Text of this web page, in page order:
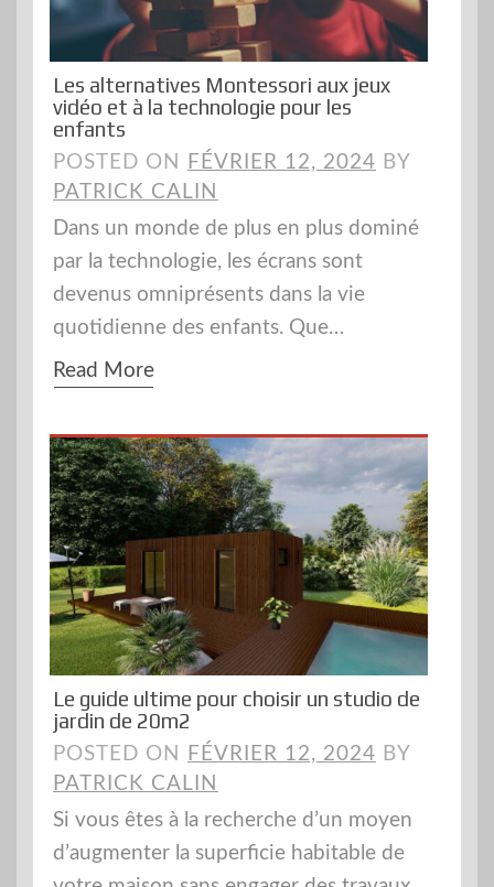
Les alternatives Montessori aux jeux
vidéo et à la technologie pour les
enfants
POSTED ON FÉVRIER 12, 2024 BY
PATRICK CALIN
Dans un monde de plus en plus dominé
par la technologie, les écrans sont
devenus omniprésents dans la vie
quotidienne des enfants. Que…
Read More
Le guide ultime pour choisir un studio de
jardin de 20m2
POSTED ON FÉVRIER 12, 2024 BY
PATRICK CALIN
Si vous êtes à la recherche d’un moyen
d’augmenter la superficie habitable de